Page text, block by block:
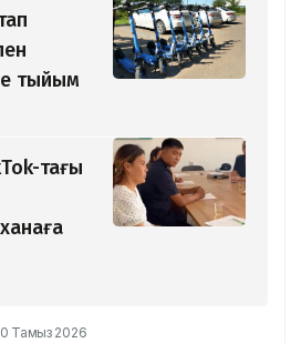
тыйым
тағы
Тамыз 2026